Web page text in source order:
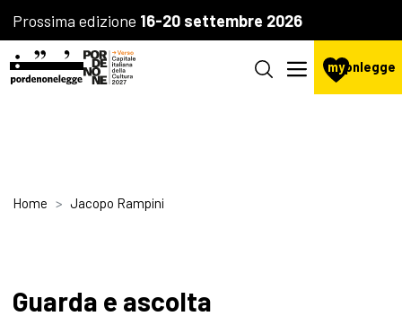
Prossima edizione 16-20 settembre 2026
mypnlegge
Home Jacopo Rampini
Guarda e ascolta